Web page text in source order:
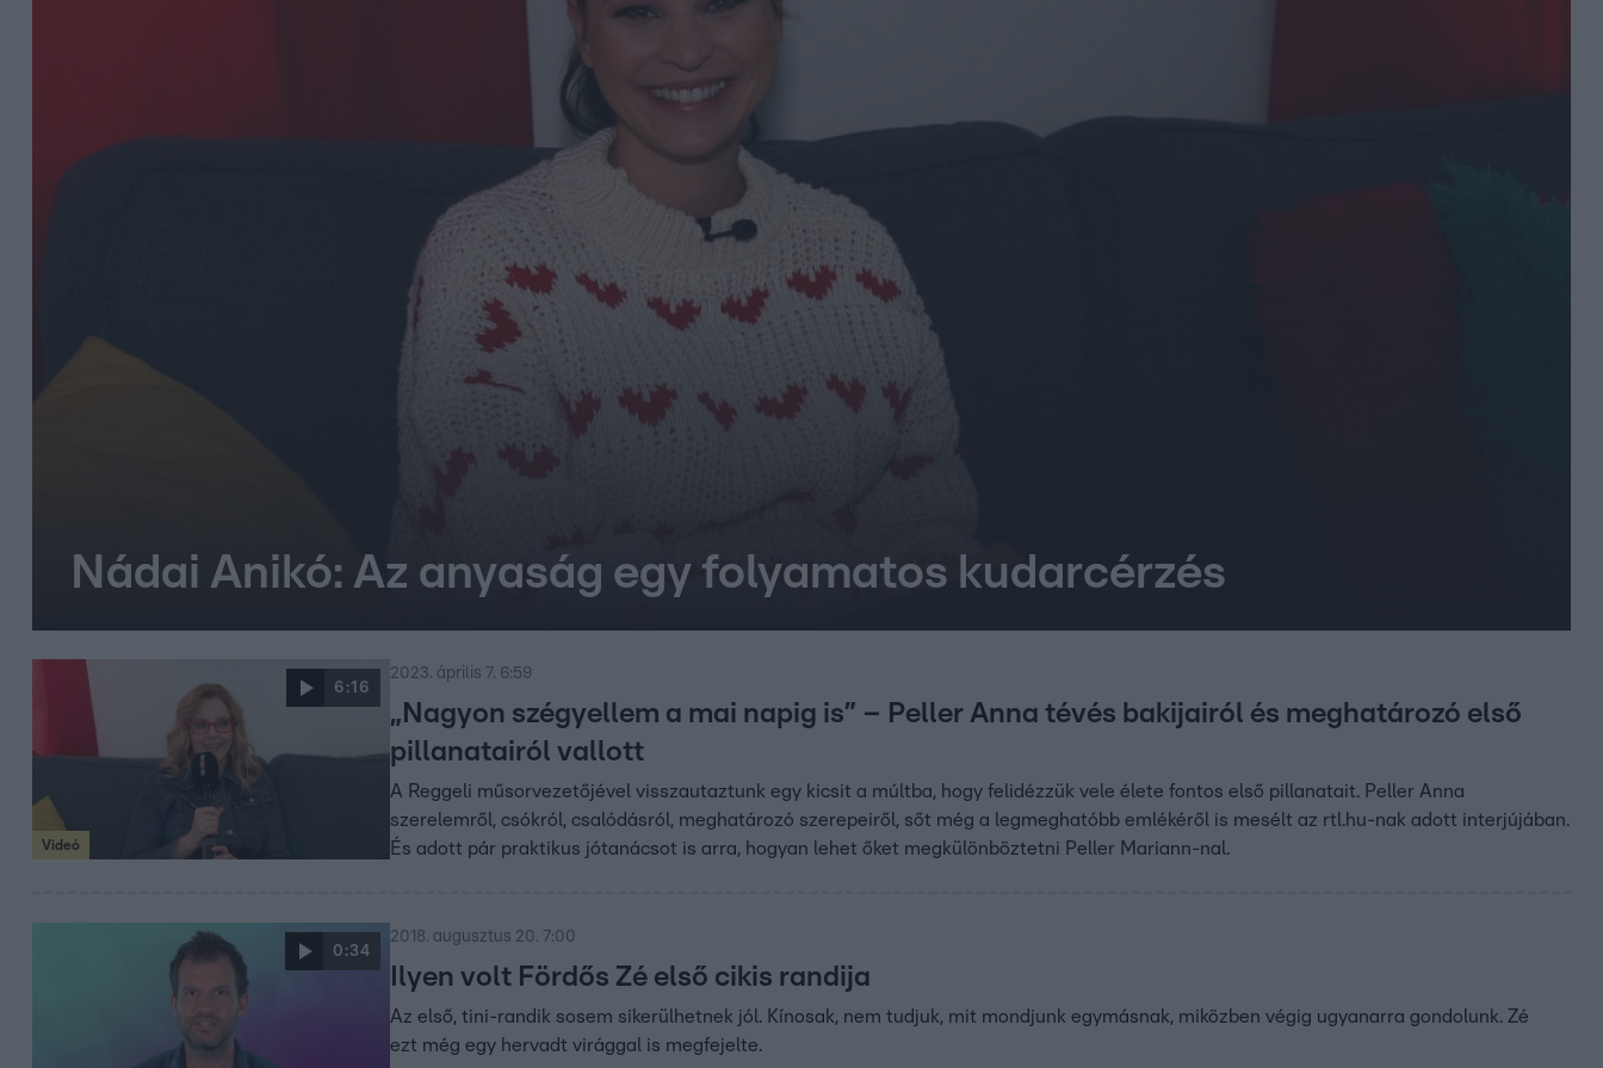
Nádai Anikó: Az anyaság egy folyamatos kudarcérzés
6:16
Videó
2023. április 7. 6:59
„Nagyon szégyellem a mai napig is” – Peller Anna tévés bakijairól és meghatározó első
pillanatairól vallott
A Reggeli műsorvezetőjével visszautaztunk egy kicsit a múltba, hogy felidézzük vele élete fontos első pillanatait. Peller Anna
szerelemről, csókról, csalódásról, meghatározó szerepeiről, sőt még a legmeghatóbb emlékéről is mesélt az rtl.hu-nak adott interjújában.
És adott pár praktikus jótanácsot is arra, hogyan lehet őket megkülönböztetni Peller Mariann-nal.
0:34
2018. augusztus 20. 7:00
Ilyen volt Fördős Zé első cikis randija
Az első, tini-randik sosem sikerülhetnek jól. Kínosak, nem tudjuk, mit mondjunk egymásnak, miközben végig ugyanarra gondolunk. Zé
ezt még egy hervadt virággal is megfejelte.